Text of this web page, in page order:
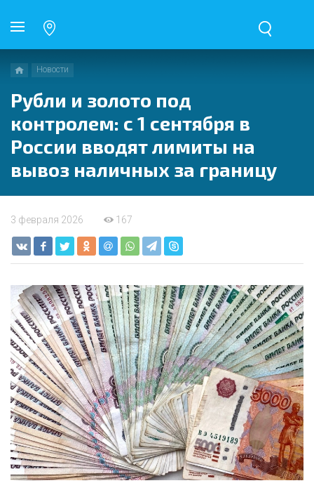
Новости
Рубли и золото под
контролем: с 1 сентября в
России вводят лимиты на
вывоз наличных за границу
3 февраля 2026 167